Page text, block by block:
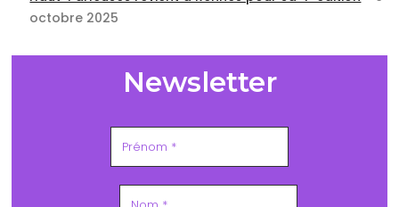
octobre 2025
Newsletter